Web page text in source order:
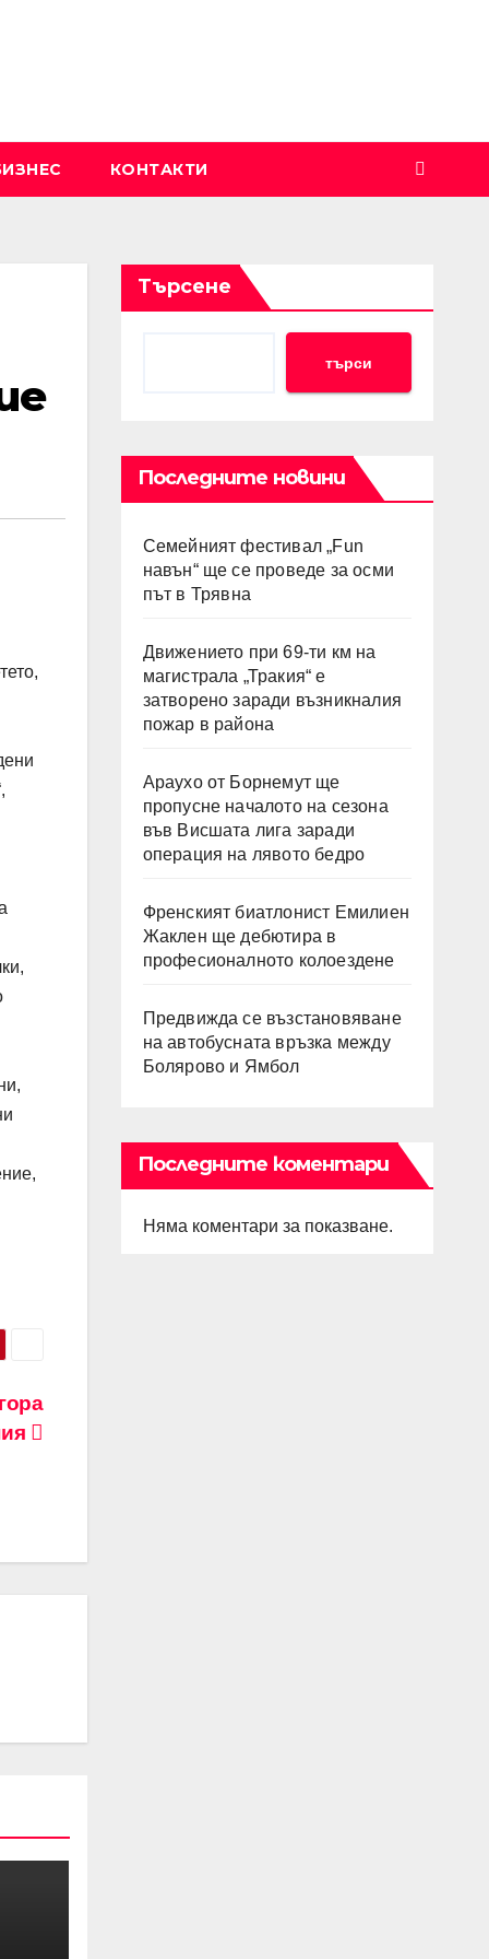
КОНТАКТИ
Търсене
търси
Последните новини
Семейният фестивал „Fun
навън“ ще се проведе за осми
път в Трявна
Движението при 69-ти км на
магистрала „Тракия“ е
затворено заради възникналия
пожар в района
Араухо от Борнемут ще
пропусне началото на сезона
във Висшата лига заради
операция на лявото бедро
Френският биатлонист Емилиен
Жаклен ще дебютира в
професионалното колоездене
Предвижда се възстановяване
на автобусната връзка между
Болярово и Ямбол
Последните коментари
Няма коментари за показване.